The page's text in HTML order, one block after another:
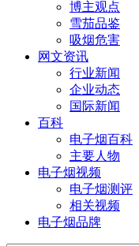
博主观点
雪茄品鉴
吸烟危害
网文资讯
行业新闻
企业动态
国际新闻
百科
电子烟百科
主要人物
电子烟视频
电子烟测评
相关视频
电子烟品牌